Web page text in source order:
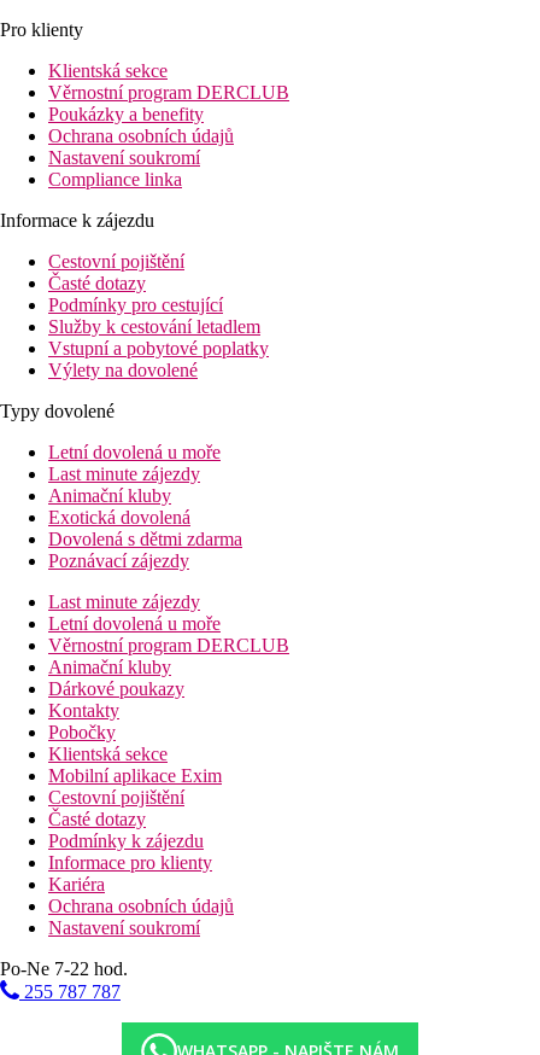
Pro klienty
Klientská sekce
Věrnostní program DERCLUB
Poukázky a benefity
Ochrana osobních údajů
Nastavení soukromí
Compliance linka
Informace k zájezdu
Cestovní pojištění
Časté dotazy
Podmínky pro cestující
Služby k cestování letadlem
Vstupní a pobytové poplatky
Výlety na dovolené
Typy dovolené
Letní dovolená u moře
Last minute zájezdy
Animační kluby
Exotická dovolená
Dovolená s dětmi zdarma
Poznávací zájezdy
Last minute zájezdy
Letní dovolená u moře
Věrnostní program DERCLUB
Animační kluby
Dárkové poukazy
Kontakty
Pobočky
Klientská sekce
Mobilní aplikace Exim
Cestovní pojištění
Časté dotazy
Podmínky k zájezdu
Informace pro klienty
Kariéra
Ochrana osobních údajů
Nastavení soukromí
Po-Ne 7-22 hod.
255 787 787